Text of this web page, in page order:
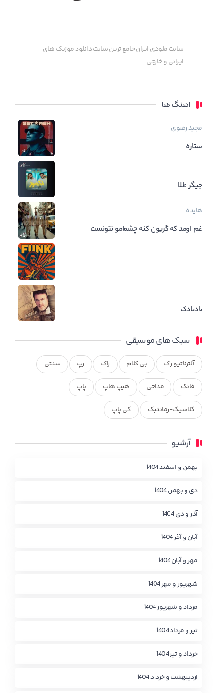
سایت ملودی ایران جامع ترین سایت دانلود موزیک های
ایرانی و خارجی
اهنگ ها
مجید رضوی
ستاره
جیگر طلا
هایده
غم اومد که گریون کنه چشمامو نتونست
بادبادک
سبک های موسیقی
آلترناتیو راک بی کلام راک رپ سنتی
فانک مداحی هیپ هاپ پاپ
کلاسیک-رمانتیک کی پاپ
آرشیو
بهمن و اسفند 1404
دی و بهمن 1404
آذر و دی 1404
آبان و آذر 1404
مهر و آبان 1404
شهریور و مهر 1404
مرداد و شهریور 1404
تیر و مرداد 1404
خرداد و تیر 1404
اردیبهشت و خرداد 1404